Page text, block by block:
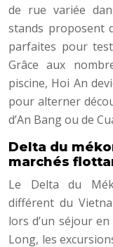
de rue variée
stands proposent
parfaites pour
Grâce aux
piscine, Hoi An
pour alterner
d’An Bang ou de
Delta du
marchés
Le Delta du
différent du
lors d’un séjour
Long, les